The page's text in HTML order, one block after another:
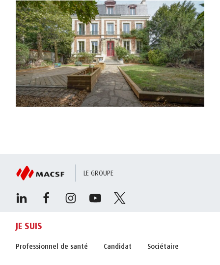
LE GROUPE
JE SUIS
Professionnel de santé Candidat Sociétaire